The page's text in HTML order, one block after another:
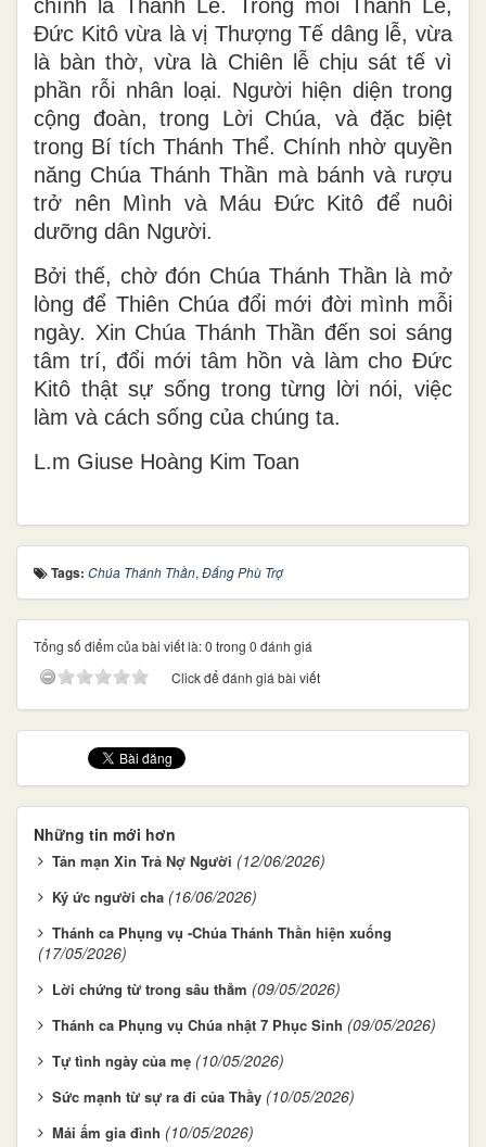
chính là Thánh Lễ. Trong mỗi Thánh Lễ,
Đức Kitô vừa là vị Thượng Tế dâng lễ, vừa
là bàn thờ, vừa là Chiên lễ chịu sát tế vì
phần rỗi nhân loại. Người hiện diện trong
cộng đoàn, trong Lời Chúa, và đặc biệt
trong Bí tích Thánh Thể. Chính nhờ quyền
năng Chúa Thánh Thần mà bánh và rượu
trở nên Mình và Máu Đức Kitô để nuôi
dưỡng dân Người.
Bởi thế, chờ đón Chúa Thánh Thần là mở
lòng để Thiên Chúa đổi mới đời mình mỗi
ngày. Xin Chúa Thánh Thần đến soi sáng
tâm trí, đổi mới tâm hồn và làm cho Đức
Kitô thật sự sống trong từng lời nói, việc
làm và cách sống của chúng ta.
L.m Giuse Hoàng Kim Toan
Tags: Chúa Thánh Thần, Đấng Phù Trợ
Tổng số điểm của bài viết là: 0 trong 0 đánh giá
Click để đánh giá bài viết
Những tin mới hơn
Tản mạn Xin Trả Nợ Người (12/06/2026)
Ký ức người cha (16/06/2026)
Thánh ca Phụng vụ -Chúa Thánh Thần hiện xuống
(17/05/2026)
Lời chứng từ trong sâu thẳm (09/05/2026)
Thánh ca Phụng vụ Chúa nhật 7 Phục Sinh (09/05/2026)
Tự tình ngày của mẹ (10/05/2026)
Sức mạnh từ sự ra đi của Thầy (10/05/2026)
Mái ấm gia đình (10/05/2026)